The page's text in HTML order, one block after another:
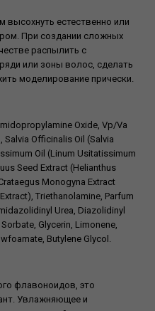
естественно или
При создании сложных
распылить с
или зоны волос, сделать
моделирование прически.
Oxide, Vp/Va
Salvia Officinalis Oil (Salvia
Oil (Linum Usitatissimum
Seed Extract (Helianthus
Monogyna Extract
Triethanolamine, Parfum
Urea, Diazolidinyl
Glycerin, Limonene,
Butylene Glycol.
флавоноидов, это
Увлажняющее и